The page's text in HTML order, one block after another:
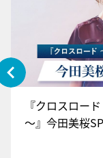
『クロスロー
～』今田美桜